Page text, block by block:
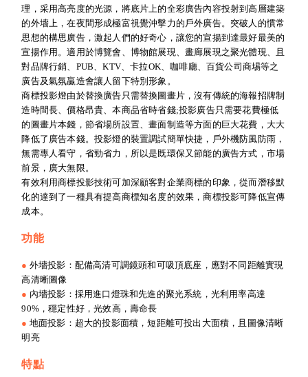
理，采用高亮度的光源，將底片上的全彩廣告內容投射到高層建築
的外墻上，在夜間形成極富視覺沖擊力的戶外廣告。突破人的慣常
思想的構思廣告，激起人們的好奇心，讓您的宣揚到達最好最美的
宣揚作用。適用於博覽會、博物館展現、畫廊展現之聚光體現、且
對品牌行銷、PUB、KTV、卡拉OK、咖啡廳、百貨公司商埸等之
廣告及氣氛贏造會讓人留下特別形象。
商標投影燈由於替換廣告只需替換圖畫片，沒有傳統的海報招牌制
造時間長、價格昂貴、本商品省時省錢;投影廣告只需要花費極低
的圖畫片本錢，節省場所設置、畫面制造等方面的巨大花費，大大
降低了廣告本錢。投影燈的裝置調試簡單快捷，戶外機防風防雨，
無需專人看守，省勁省力，所以是既環保又節能的廣告方式，市場
前景，廣大無限。
有效利用商標投影技術可加深顧客對企業商標的印象，從而潛移默
化的達到了一種具有提高商標知名度的效果，商標投影可降低宣傳
成本。
功能
● 外墻投影：配備高清可調鏡頭和可吸頂底座，應對不同距離實現
高清晰圖像
● 內墻投影：採用進口燈珠和先進的聚光系統，光利用率高達
90%，穩定性好，光效高，壽命長
● 地面投影：超大的投影面積，短距離可投出大面積，且圖像清晰
明亮
特點